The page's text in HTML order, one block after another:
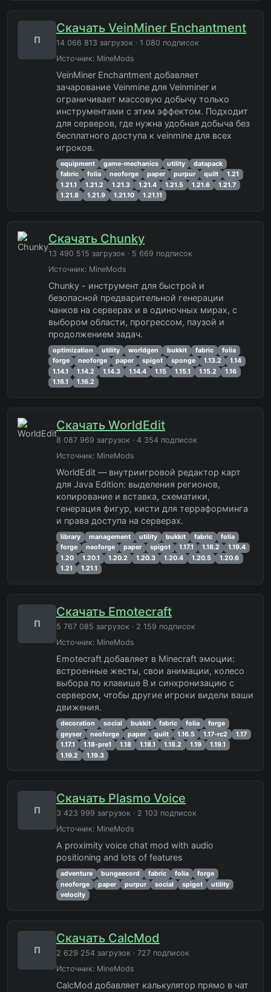
П
Скачать VeinMiner Enchantment
14 066 813 загрузок · 1 080 подписок
Источник: MineMods
VeinMiner Enchantment добавляет
зачарование Veinmine для Veinminer и
ограничивает массовую добычу только
инструментами с этим эффектом. Подходит
для серверов, где нужна удобная добыча без
бесплатного доступа к veinmine для всех
игроков.
equipment game-mechanics utility
datapack
fabric
folia neoforge paper purpur quilt
1.21
1.21.1
1.21.2 1.21.3 1.21.4 1.21.5 1.21.6
1.21.7
1.21.8
1.21.9 1.21.10 1.21.11
Скачать Chunky
13 490 515 загрузок · 5 669 подписок
Источник: MineMods
Chunky - инструмент для быстрой и
безопасной предварительной генерации
чанков на серверах и в одиночных мирах, с
выбором области, прогрессом, паузой и
продолжением задач.
optimization utility worldgen bukkit fabric
folia
forge
neoforge paper spigot sponge 1.13.2
1.14
1.14.1
1.14.2 1.14.3 1.14.4 1.15 1.15.1 1.15.2
1.16
1.16.1
1.16.2
Скачать WorldEdit
8 087 969 загрузок · 4 354 подписок
Источник: MineMods
WorldEdit — внутриигровой редактор карт
для Java Edition: выделения регионов,
копирование и вставка, схематики,
генерация фигур, кисти для терраформинга
и права доступа на серверах.
library management utility bukkit fabric
folia
forge
neoforge paper spigot 1.17.1 1.18.2
1.19.4
1.20
1.20.1 1.20.2 1.20.3 1.20.4 1.20.5
1.20.6
1.21
1.21.1
П
Скачать Emotecraft
5 767 085 загрузок · 2 159 подписок
Источник: MineMods
Emotecraft добавляет в Minecraft эмоции:
встроенные жесты, свои анимации, колесо
выбора по клавише B и синхронизацию с
сервером, чтобы другие игроки видели ваши
движения.
decoration social bukkit fabric folia
forge
geyser
neoforge paper quilt 1.16.5 1.17-rc2
1.17
1.17.1
1.18-pre1 1.18 1.18.1 1.18.2 1.19
1.19.1
1.19.2
1.19.3
П
Скачать Plasmo Voice
3 423 999 загрузок · 2 103 подписок
Источник: MineMods
A proximity voice chat mod with audio
positioning and lots of features
adventure bungeecord fabric folia
forge
neoforge
paper purpur social spigot
utility
velocity
П
Скачать CalcMod
2 629 254 загрузок · 727 подписок
Источник: MineMods
CalcMod добавляет калькулятор прямо в чат